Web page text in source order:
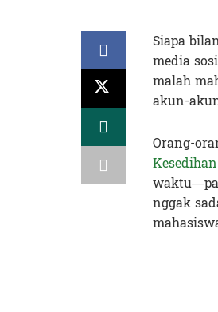
Siapa
media
malah
akun-
Orang-
nggak